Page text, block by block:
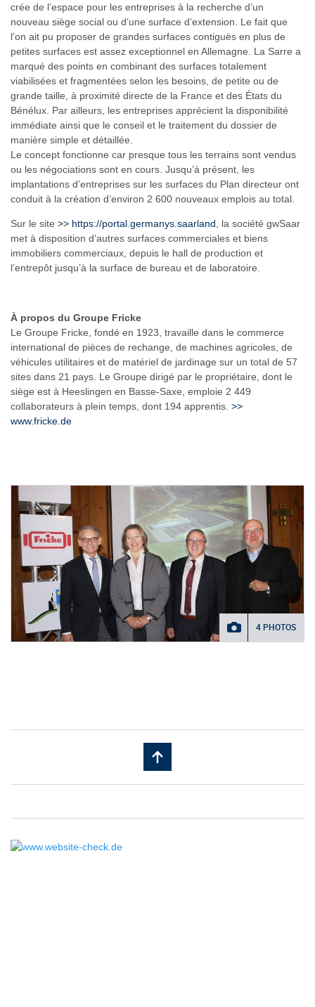
crée de l’espace pour les entreprises à la recherche d’un
nouveau siège social ou d’une surface d’extension. Le fait que
l’on ait pu proposer de grandes surfaces contiguës en plus de
petites surfaces est assez exceptionnel en Allemagne. La Sarre a
marqué des points en combinant des surfaces totalement
viabilisées et fragmentées selon les besoins, de petite ou de
grande taille, à proximité directe de la France et des États du
Bénélux. Par ailleurs, les entreprises apprécient la disponibilité
immédiate ainsi que le conseil et le traitement du dossier de
manière simple et détaillée.
Le concept fonctionne car presque tous les terrains sont vendus
ou les négociations sont en cours. Jusqu’à présent, les
implantations d’entreprises sur les surfaces du Plan directeur ont
conduit à la création d’environ 2 600 nouveaux emplois au total.
Sur le site >> https://portal.germanys.saarland, la société gwSaar
met à disposition d’autres surfaces commerciales et biens
immobiliers commerciaux, depuis le hall de production et
l’entrepôt jusqu’à la surface de bureau et de laboratoire.
À propos du Groupe Fricke
Le Groupe Fricke, fondé en 1923, travaille dans le commerce
international de pièces de rechange, de machines agricoles, de
véhicules utilitaires et de matériel de jardinage sur un total de 57
sites dans 21 pays. Le Groupe dirigé par le propriétaire, dont le
siège est à Heeslingen en Basse-Saxe, emploie 2 449
collaborateurs à plein temps, dont 194 apprentis. >>
www.fricke.de
4 PHOTOS